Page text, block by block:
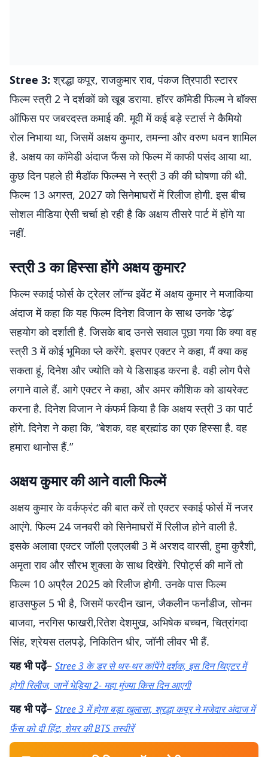
Stree 3: श्रद्धा कपूर, राजकुमार राव, पंकज त्रिपाठी स्टारर
फिल्म स्त्री 2 ने दर्शकों को खूब डराया. हॉरर कॉमेडी फिल्म ने बॉक्स
ऑफिस पर जबरदस्त कमाई की. मूवी में कई बड़े स्टार्स ने कैमियो
रोल निभाया था, जिसमें अक्षय कुमार, तमन्ना और वरुण धवन शामिल
है. अक्षय का कॉमेडी अंदाज फैंस को फिल्म में काफी पसंद आया था.
कुछ दिन पहले ही मैडॉक फिल्म्स ने स्त्री 3 की की घोषणा की थी.
फिल्म 13 अगस्त, 2027 को सिनेमाघरों में रिलीज होगी. इस बीच
सोशल मीडिया ऐसी चर्चा हो रही है कि अक्षय तीसरे पार्ट में होंगे या
नहीं.
स्त्री 3 का हिस्सा होंगे अक्षय कुमार?
फिल्म स्काई फोर्स के ट्रेलर लॉन्च इवेंट में अक्षय कुमार ने मजाकिया
अंदाज में कहा कि यह फिल्म दिनेश विजान के साथ उनके ‘डेढ़’
सहयोग को दर्शाती है. जिसके बाद उनसे सवाल पूछा गया कि क्या वह
स्त्री 3 में कोई भूमिका प्ले करेंगे. इसपर एक्टर ने कहा, मैं क्या कह
सकता हूं, दिनेश और ज्योति को ये डिसाइड करना है. वही लोग पैसे
लगाने वाले हैं. आगे एक्टर ने कहा, और अमर कौशिक को डायरेक्ट
करना है. दिनेश विजान ने कंफर्म किया है कि अक्षय स्त्री 3 का पार्ट
होंगे. दिनेश ने कहा कि, “बेशक, वह ब्रह्मांड का एक हिस्सा है. वह
हमारा थानोस हैं.”
अक्षय कुमार की आने वाली फिल्में
अक्षय कुमार के वर्कफ्रंट की बात करें तो एक्टर स्काई फोर्स में नजर
आएंगे. फिल्म 24 जनवरी को सिनेमाघरों में रिलीज होने वाली है.
इसके अलावा एक्टर जॉली एलएलबी 3 में अरशद वारसी, हुमा कुरैशी,
अमृता राव और सौरभ शुक्ला के साथ दिखेंगे. रिपोर्ट्स की मानें तो
फिल्म 10 अप्रैल 2025 को रिलीज होगी. उनके पास फिल्म
हाउसफुल 5 भी है, जिसमें फरदीन खान, जैकलीन फर्नांडीज, सोनम
बाजवा, नरगिस फाखरी,रितेश देशमुख, अभिषेक बच्चन, चित्रांगदा
सिंह, श्रेयस तलपड़े, निकितिन धीर, जॉनी लीवर भी हैं.
यह भी पढ़ें– Stree 3 के डर से थर-थर कांपेंगे दर्शक, इस दिन थिएटर में
होगी रिलीज, जानें भेड़िया 2- महा मुंज्या किस दिन आएगी
यह भी पढ़ें– Stree 3 में होगा बड़ा खुलासा, श्रद्धा कपूर ने मजेदार अंदाज में
फैंस को दी हिंट, शेयर की BTS तस्वीरें